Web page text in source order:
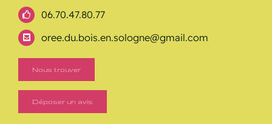
06.70.47.80.77
oree.du.bois.en.sologne@gmail.com
Nous trouver
Déposer un avis